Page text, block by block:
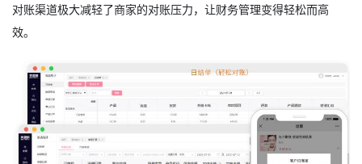
对账渠道极大减轻了商家的对账压力，让财务管理变得轻松而高
效。